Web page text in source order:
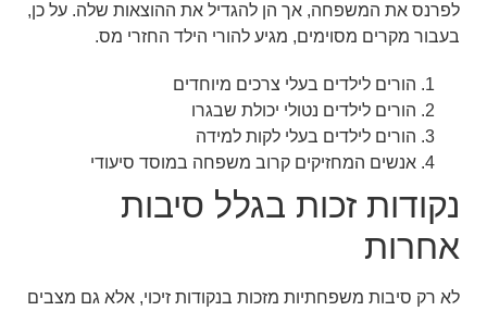
לפרנס את המשפחה, אך הן להגדיל את ההוצאות שלה. על כן,
בעבור מקרים מסוימים, מגיע להורי הילד החזרי מס.
הורים לילדים בעלי צרכים מיוחדים
הורים לילדים נטולי יכולת שבגרו
הורים לילדים בעלי לקות למידה
אנשים המחזיקים קרוב משפחה במוסד סיעודי
נקודות זכות בגלל סיבות
אחרות
לא רק סיבות משפחתיות מזכות בנקודות זיכוי, אלא גם מצבים